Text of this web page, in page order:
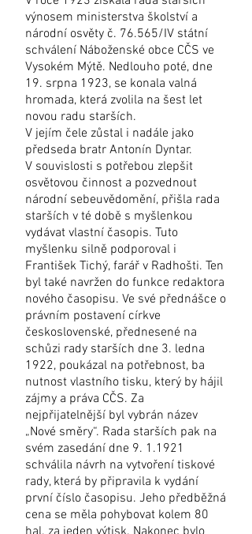
výnosem ministerstva školství a
národní osvěty č. 76.565/IV státní
schválení Náboženské obce CČS ve
Vysokém Mýtě. Nedlouho poté, dne
19. srpna 1923, se konala valná
hromada, která zvolila na šest let
novou radu starších.
V jejím čele zůstal i nadále jako
předseda bratr Antonín Dyntar.
V souvislosti s potřebou zlepšit
osvětovou činnost a pozvednout
národní sebeuvědomění, přišla rada
starších v té době s myšlenkou
vydávat vlastní časopis. Tuto
myšlenku silně podporoval i
František Tichý, farář v Radhošti. Ten
byl také navržen do funkce redaktora
nového časopisu. Ve své přednášce o
právním postavení církve
československé, přednesené na
schůzi rady starších dne 3. ledna
1922, poukázal na potřebnost, ba
nutnost vlastního tisku, který by hájil
zájmy a práva CČS. Za
nejpřijatelnější byl vybrán název
„Nové směry“. Rada starších pak na
svém zasedání dne 9. 1.1921
schválila návrh na vytvoření tiskové
rady, která by připravila k vydání
první číslo časopisu. Jeho předběžná
cena se měla pohybovat kolem 80